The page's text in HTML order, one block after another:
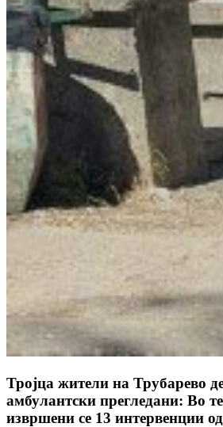
Тројца жители на Трубарево
амбулантски прегледани: Во
извршени се 13 интервенции